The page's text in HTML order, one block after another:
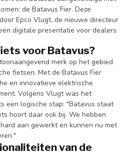
de Batavus Fier. Deze
Epco Vlugt, de nieuwe directeur
digitale presentatie voor dealers.
voor Batavus?
merk op het gebied
fietsen. Met de Batavus Fier
en innovatieve elektrische
Volgens Vlugt was het
een logische stap: "Batavus staat
hoort daar ook bij. We hebben
aan gewerkt en kunnen nu met
van de